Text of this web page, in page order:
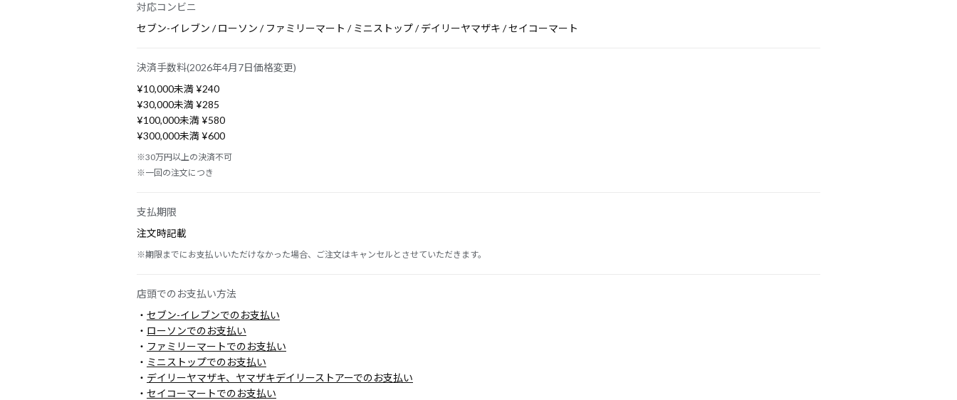
対応コンビニ
セブン-イレブン / ローソン / ファミリーマート / ミニストップ / デイリーヤマザキ / セイコーマート
決済手数料(2026年4月7日価格変更)
¥10,000未満 ¥240
¥30,000未満 ¥285
¥100,000未満 ¥580
¥300,000未満 ¥600
※30万円以上の決済不可
※一回の注文につき
支払期限
注文時記載
※期限までにお支払いいただけなかった場合、ご注文はキャンセルとさせていただきます。
店頭でのお支払い方法
・ セブン-イレブンでのお支払い
・ ローソンでのお支払い
・ ファミリーマートでのお支払い
・ ミニストップでのお支払い
・ デイリーヤマザキ、ヤマザキデイリーストアーでのお支払い
・ セイコーマートでのお支払い